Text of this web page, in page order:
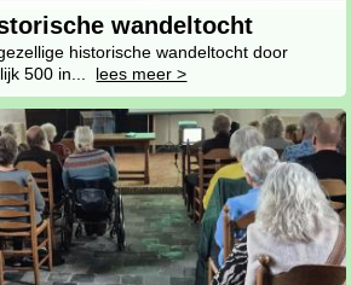
wandeltocht
historische wandeltocht door
500 in... lees meer >